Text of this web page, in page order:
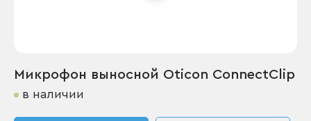
Микрофон выносной Oticon ConnectClip
в наличии